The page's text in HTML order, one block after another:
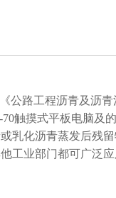
路工程沥青及沥
触摸式平板电脑及
乳化沥青蒸发后残
工业部门都可广泛应